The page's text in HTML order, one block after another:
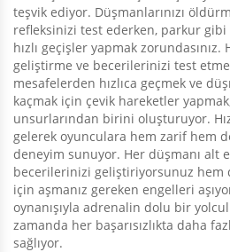
teşvik ediyor. Düşmanlarınızı
refleksinizi test ederken, parkur
hızlı geçişler yapmak
geliştirme ve becerilerinizi test etme
mesafelerden hızlıca geçmek ve
kaçmak için çevik hareketler
unsurlarından birini oluşturuyor.
gelerek oyunculara hem zarif hem
deneyim sunuyor. Her düşmanı alt
becerilerinizi geliştiriyorsunuz hem
için aşmanız gereken engelleri
oynanışıyla adrenalin dolu bir
zamanda her başarısızlıkta daha
sağlıyor.